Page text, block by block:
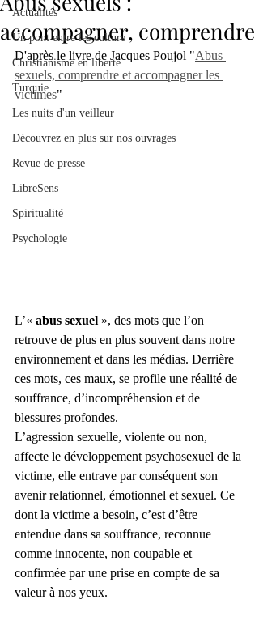
Actualités
Un pont entre les culture
Christianisme en liberté
Turquie
Les nuits d'un veilleur
Découvrez en plus sur nos ouvrages
Revue de presse
LibreSens
Spiritualité
Psychologie
accompagner, comprendre
D'après le livre de Jacques Poujol "Abus
sexuels, comprendre et accompagner les
victimes"
L’« abus sexuel », des mots que l’on
retrouve de plus en plus souvent dans notre
environnement et dans les médias. Derrière
ces mots, ces maux, se profile une réalité de
souffrance, d’incompréhension et de
blessures profondes.
L’agression sexuelle, violente ou non,
affecte le développement psychosexuel de la
victime, elle entrave par conséquent son
avenir relationnel, émotionnel et sexuel. Ce
dont la victime a besoin, c’est d’être
entendue dans sa souffrance, reconnue
comme innocente, non coupable et
confirmée par une prise en compte de sa
valeur à nos yeux.